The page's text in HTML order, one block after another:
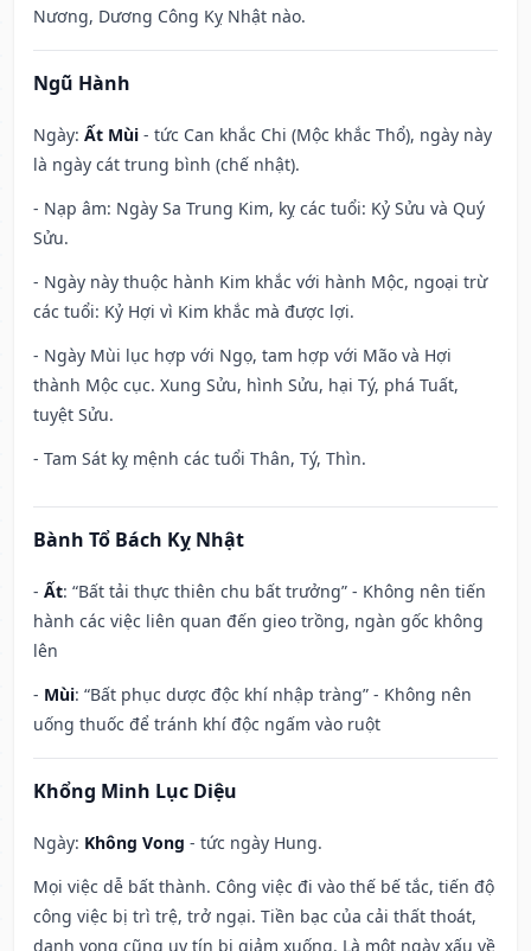
Nương, Dương Công Kỵ Nhật nào.
Ngũ Hành
Ngày: Ất Mùi - tức Can khắc Chi (Mộc khắc Thổ), ngày này
là ngày cát trung bình (chế nhật).
- Nạp âm: Ngày Sa Trung Kim, kỵ các tuổi: Kỷ Sửu và Quý
Sửu.
- Ngày này thuộc hành Kim khắc với hành Mộc, ngoại trừ
các tuổi: Kỷ Hợi vì Kim khắc mà được lợi.
- Ngày Mùi lục hợp với Ngọ, tam hợp với Mão và Hợi
thành Mộc cục. Xung Sửu, hình Sửu, hại Tý, phá Tuất,
tuyệt Sửu.
- Tam Sát kỵ mệnh các tuổi Thân, Tý, Thìn.
Bành Tổ Bách Kỵ Nhật
- Ất: “Bất tải thực thiên chu bất trưởng” - Không nên tiến
hành các việc liên quan đến gieo trồng, ngàn gốc không
lên
- Mùi: “Bất phục dược độc khí nhập tràng” - Không nên
uống thuốc để tránh khí độc ngấm vào ruột
Khổng Minh Lục Diệu
Ngày: Không Vong - tức ngày Hung.
Mọi việc dễ bất thành. Công việc đi vào thế bế tắc, tiến độ
công việc bị trì trệ, trở ngại. Tiền bạc của cải thất thoát,
danh vọng cũng uy tín bị giảm xuống. Là một ngày xấu về